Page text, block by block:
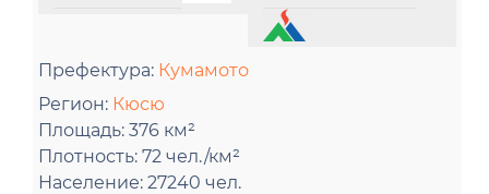
Префектура: Кумамото
Регион: Кюсю
Площадь: 376 км²
Плотность: 72 чел./км²
Население: 27240 чел.